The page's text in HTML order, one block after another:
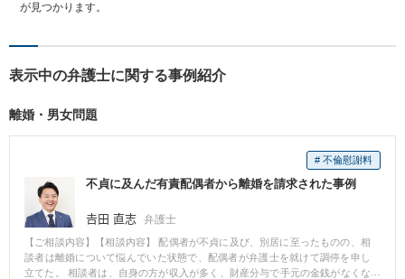
が見つかります。
表示中の弁護士に関する事例紹介
離婚・男女問題
# 不倫慰謝料
不貞に及んだ有責配偶者から離婚を請求された事例
𠮷田 直志 弁護士
【ご相談内容】【相談内容】 配偶者が不貞に及び、別居に至ったものの、相
談者は離婚について悩んでいた状態で、配偶者が弁護士を就けて調停を申し
立てた。 相談者は、自身の方が収入が多く、財産分与で手元の金銭がなくな